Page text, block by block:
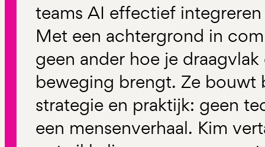
teams AI effectief
Met een achtergrond in
geen ander hoe je
beweging brengt. Ze bouwt
strategie en praktijk: geen
een mensenverhaal. Kim